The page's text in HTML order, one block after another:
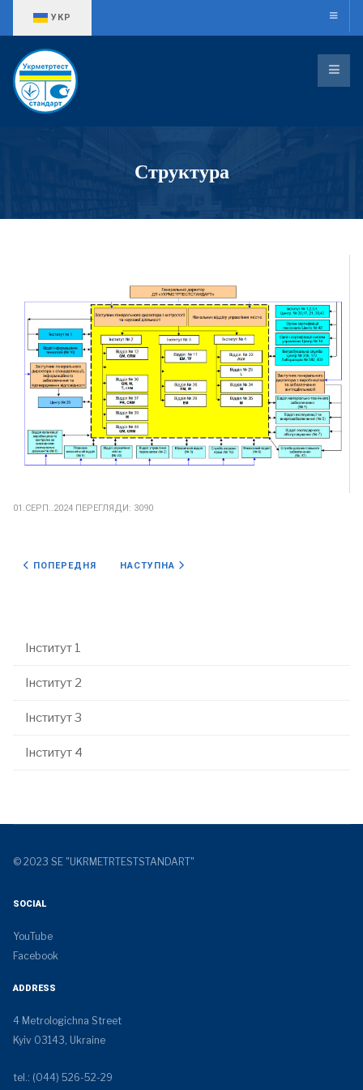
УКР
Структура
01.СЕРП..2024 ПЕРЕГЛЯДИ: 3090
ПОПЕРЕДНЯ СТАТТЯ: НАЦІОНАЛЬНІ ЕТАЛОНИ
ПОПЕРЕДНЯ НАСТУПНА СТАТТЯ: ФУНКЦІЇ
НАСТУПНА
Інститут 1
Інститут 2
Інститут 3
Інститут 4
© 2023 SE "UKRMETRTESTSTANDART"
SOCIAL
YouTube
Facebook
ADDRESS
4 Metrologichna Street
Kyiv 03143, Ukraine
tel.: (044) 526-52-29